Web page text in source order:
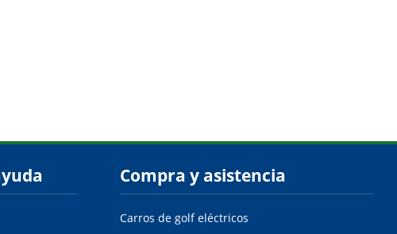
Compra y asistencia
Carros de golf eléctricos